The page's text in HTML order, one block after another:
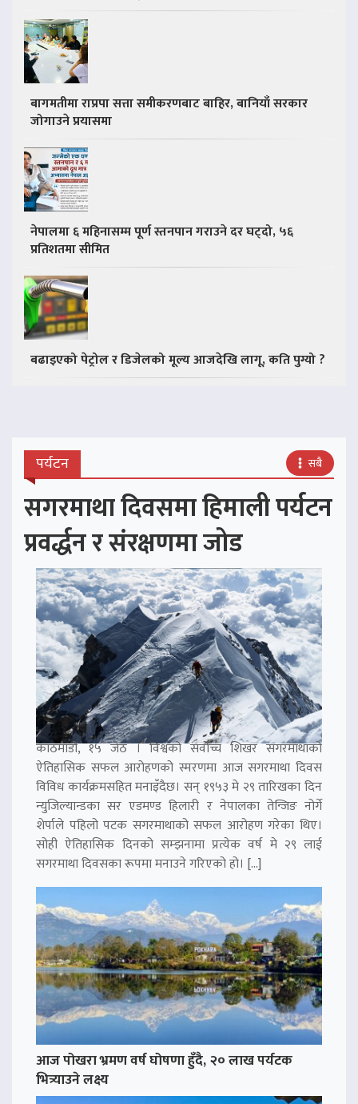
बागमतीमा राप्रपा सत्ता समीकरणबाट बाहिर, बानियाँ सरकार
जोगाउने प्रयासमा
नेपालमा ६ महिनासम्म पूर्ण स्तनपान गराउने दर घट्दो, ५६
प्रतिशतमा सीमित
बढाइएको पेट्रोल र डिजेलको मूल्य आजदेखि लागू, कति पुग्यो ?
पर्यटन सबै
सगरमाथा दिवसमा हिमाली पर्यटन
प्रवर्द्धन र संरक्षणमा जोड
काठमाडौं, १५ जेठ । विश्वको सर्वोच्च शिखर सगरमाथाको
ऐतिहासिक सफल आरोहणको स्मरणमा आज सगरमाथा दिवस
विविध कार्यक्रमसहित मनाइँदैछ। सन् १९५३ मे २९ तारिखका दिन
न्युजिल्यान्डका सर एडमण्ड हिलारी र नेपालका तेन्जिङ नोर्गे
शेर्पाले पहिलो पटक सगरमाथाको सफल आरोहण गरेका थिए।
सोही ऐतिहासिक दिनको सम्झनामा प्रत्येक वर्ष मे २९ लाई
सगरमाथा दिवसका रूपमा मनाउने गरिएको हो। […]
आज पोखरा भ्रमण वर्ष घोषणा हुँदै, २० लाख पर्यटक
भित्र्याउने लक्ष्य